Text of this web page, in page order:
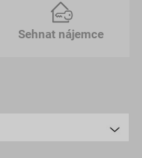
Sehnat nájemce